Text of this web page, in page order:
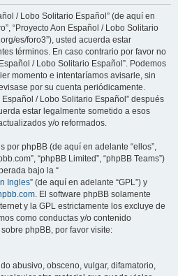
c
/ Lobo Solitario Español” (de aquí en
“Proyecto Aon Español / Lobo Solitario
es/foro3”), usted acuerda estar
términos. En caso contrario por favor no
/ Lobo Solitario Español”. Podemos
momento e intentaríamos avisarle, sin
por su cuenta periódicamente.
/ Lobo Solitario Español” después
estar legalmente sometido a esos
y/o reformados.
por phpBB (de aquí en adelante “ellos”,
“phpBB Limited”, “phpBB Teams”)
bajo la “
Ingles” (de aquí en adelante “GPL”) y
. El software phpBB solamente
y la GPL estrictamente los excluye de
como conductas y/o contenido
phpBB, por favor visite:
abusivo, obsceno, vulgar, difamatorio,